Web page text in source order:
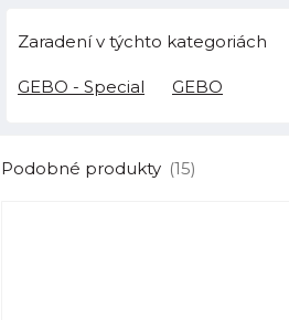
Zaradení v týchto kategoriách
GEBO - Special GEBO
Podobné produkty (15)